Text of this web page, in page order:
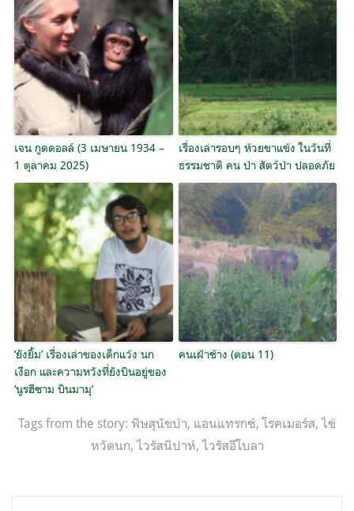
เจน กูดดอลล์ (3 เมษายน 1934 –
1 ตุลาคม 2025)
เรื่องเล่ารอบๆ ห้วยขาแข้ง ในวันที่
ธรรมชาติ คน ป่า สัตว์ป่า ปลอดภัย
‘ยังยิ้ม’ เรื่องเล่าของเด็กแว้ง นก
เงือก และความหวังที่ยังบินอยู่ของ
‘นูรฮีซาม บินมามุ’
คนเฝ้าช้าง (ตอน 11)
Tags from the story: พิษสุนัขบ้า, แอนแทรกซ์,โรคเมอร์ส,ไข้
หวัดนก,ไวรัสนิปาห์,ไวรัสอีโบลา